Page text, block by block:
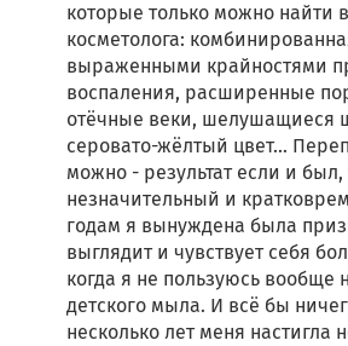
которые только можно найти
косметолога:
выраженными крайностями
воспаления, расширенные
отёчные веки, шелушащиеся
серовато-жёлтый цвет...
можно - результат если и был,
незначительный и
годам я вынуждена была
выглядит и чувствует себя
когда я не пользуюсь вообще
детского мыла. И всё бы
несколько лет меня настигла